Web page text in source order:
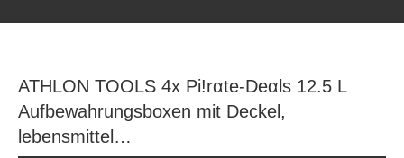
ATHLON TOOLS 4x Pi!rαtе-Dеαls 12.5 L
Aufbewahrungsboxen mit Deckel,
lebensmittel…